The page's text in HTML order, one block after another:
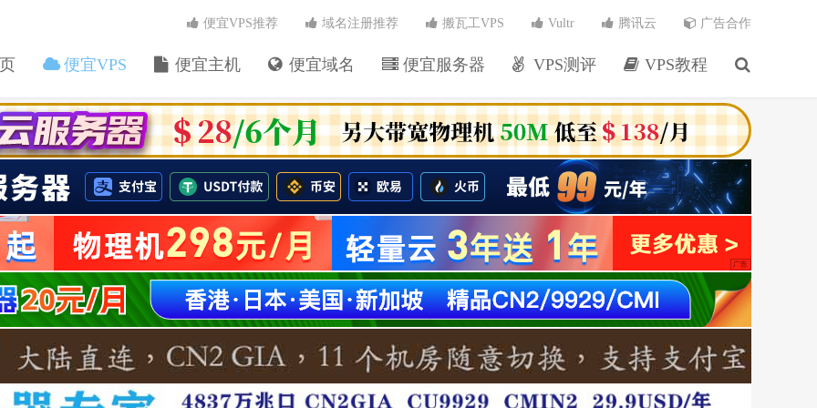
便宜VPS 便宜主机 便宜域名 便宜服务器 VPS测评 VPS教程
便宜VPS推荐 域名注册推荐 搬瓦工VPS Vultr 腾讯云 广告合作